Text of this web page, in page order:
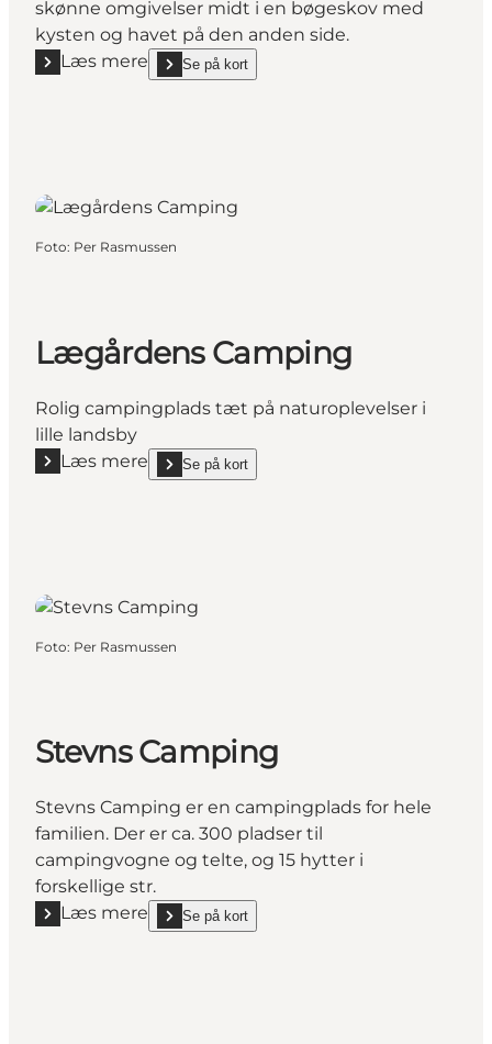
skønne omgivelser midt i en bøgeskov med
kysten og havet på den anden side.
Læs mere
Læs mere "Vemmetofte Strand Camping"
Se på kort
show Vemmetofte Strand Camping on_map
Foto: Per Rasmussen
Lægårdens Camping
Rolig campingplads tæt på naturoplevelser i
lille landsby
Læs mere
Læs mere "Lægårdens Camping"
Se på kort
show Lægårdens Camping on_map
Foto: Per Rasmussen
Stevns Camping
Stevns Camping er en campingplads for hele
familien. Der er ca. 300 pladser til
campingvogne og telte, og 15 hytter i
forskellige str.
Læs mere
Læs mere "Stevns Camping"
Se på kort
show Stevns Camping on_map